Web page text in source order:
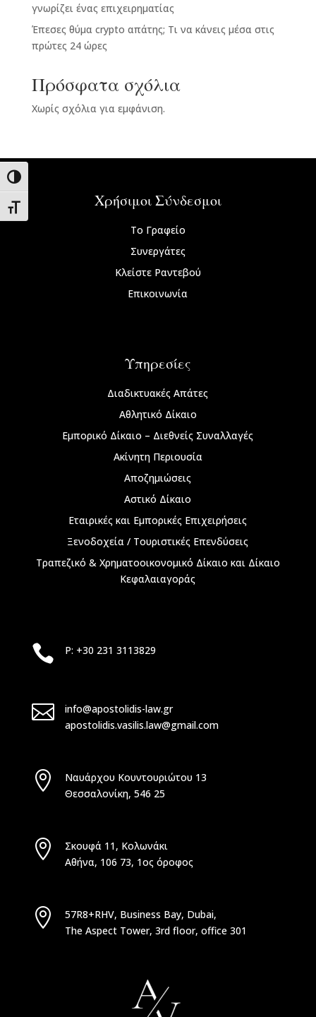
Εναλλαγή Υψηλής Αντίθεσης
Εναλλαγή Μεγέθους Γραμμάτων
γνωρίζει ένας επιχειρηματίας
Έπεσες θύμα crypto απάτης; Τι να κάνεις μέσα στις
πρώτες 24 ώρες
Πρόσφατα σχόλια
Χωρίς σχόλια για εμφάνιση.
Χρήσιμοι Σύνδεσμοι
Το Γραφείο
Συνεργάτες
Κλείστε Ραντεβού
Επικοινωνία
Υπηρεσίες
Διαδικτυακές Απάτες
Αθλητικό Δίκαιο
Εμπορικό Δίκαιο – Διεθνείς Συναλλαγές
Ακίνητη Περιουσία
Αποζημιώσεις
Αστικό Δίκαιο
Εταιρικές και Εμπορικές Επιχειρήσεις
Ξενοδοχεία / Τουριστικές Επενδύσεις
Τραπεζικό & Χρηματοοικονομικό Δίκαιο και Δίκαιο
Κεφαλαιαγοράς
 P: +30 231 3113829

info@apostolidis-law.gr
apostolidis.vasilis.law@gmail.com

Ναυάρχου Κουντουριώτου 13
Θεσσαλονίκη, 546 25

Σκουφά 11, Κολωνάκι
Αθήνα, 106 73, 1ος όροφος

57R8+RHV, Business Bay, Dubai,
The Aspect Tower, 3rd floor, office 301